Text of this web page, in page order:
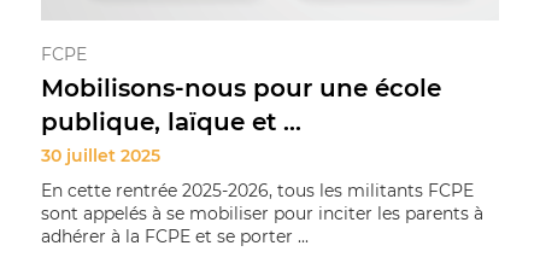
FCPE
Mobilisons-nous pour une école
publique, laïque et ...
30 juillet 2025
En cette rentrée 2025-2026, tous les militants FCPE
sont appelés à se mobiliser pour inciter les parents à
adhérer à la FCPE et se porter ...